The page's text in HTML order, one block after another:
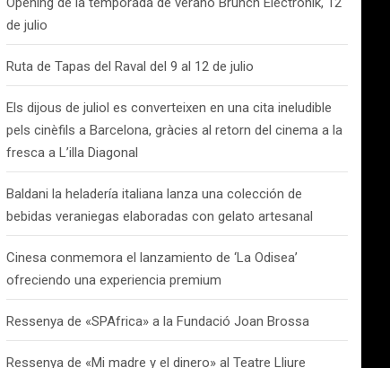
de julio
Ruta de Tapas del Raval del 9 al 12 de julio
Els dijous de juliol es converteixen en una cita ineludible
pels cinèfils a Barcelona, gràcies al retorn del cinema a la
fresca a L’illa Diagonal
Baldani la heladería italiana lanza una colección de
bebidas veraniegas elaboradas con gelato artesanal
Cinesa conmemora el lanzamiento de ‘La Odisea’
ofreciendo una experiencia premium
Ressenya de «SPAfrica» a la Fundació Joan Brossa
Ressenya de «Mi madre y el dinero» al Teatre Lliure